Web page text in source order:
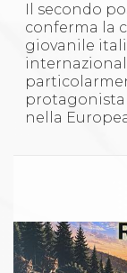
Il secondo
conferma la
giovanile
protagonista
nella